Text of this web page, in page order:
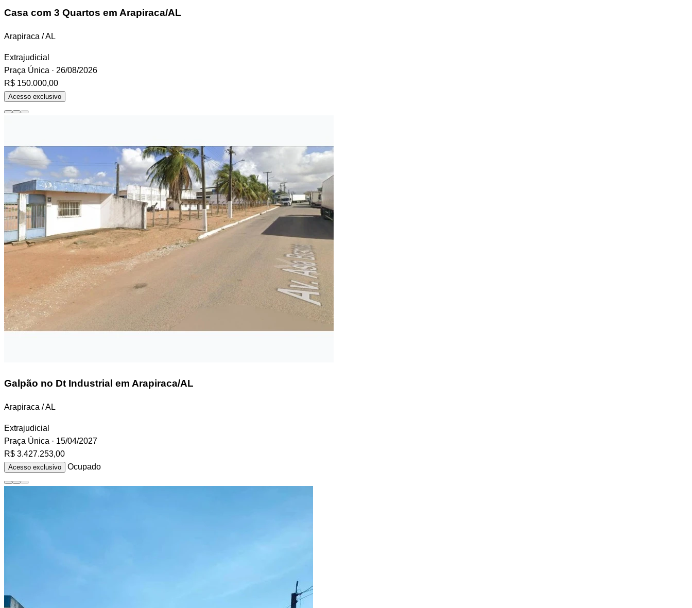
Casa com 3 Quartos em Arapiraca/AL
Arapiraca / AL
Extrajudicial
Praça Única · 26/08/2026
R$ 150.000,00
Acesso exclusivo
Galpão no Dt Industrial em Arapiraca/AL
Arapiraca / AL
Extrajudicial
Praça Única · 15/04/2027
R$ 3.427.253,00
Acesso exclusivo Ocupado